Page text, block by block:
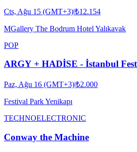
Cts, Ağu 15 (GMT+3)|₺12.154
MGallery The Bodrum Hotel Yalıkavak
POP
ARGY + HADİSE - İstanbul
Paz, Ağu 16 (GMT+3)|₺2.000
Festival Park Yenikapı
TECHNOELECTRONIC
Conway the Machine